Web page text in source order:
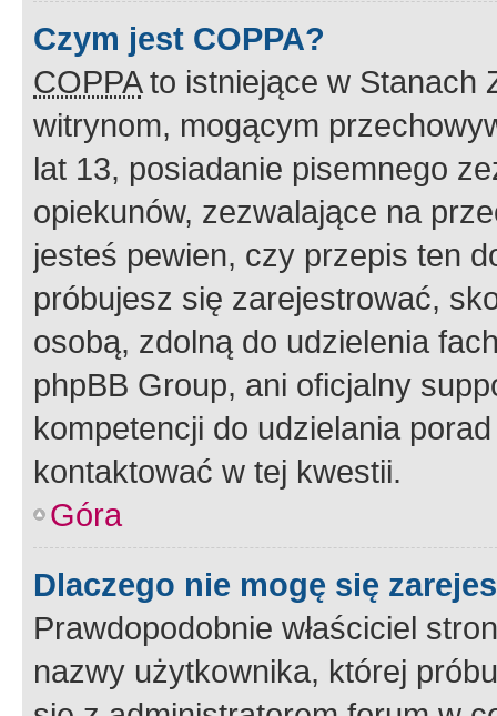
Czym jest COPPA?
COPPAto istniejące w Stanach
witrynom, mogącym
lat 13, posiadanie pisemnego
opiekunów, zezwalające na
jesteś pewien, czy przepis ten
próbujesz się zarejestrować,
osobą, zdolną do udzielenia
phpBB Group, ani oficjalny
kompetencji do udzielania
kontaktować w tej kwestii.
Góra
Dlaczego nie mogę się
Prawdopodobnie właściciel
nazwy użytkownika, której